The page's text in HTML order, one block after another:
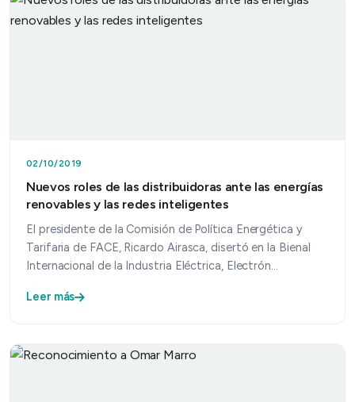
02/10/2019
Nuevos roles de las distribuidoras ante las energías
renovables y las redes inteligentes
El presidente de la Comisión de Política Energética y
Tarifaria de FACE, Ricardo Airasca, disertó en la Bienal
Internacional de la Industria Eléctrica, Electrón…
Leer más